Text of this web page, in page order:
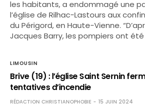
les habitants, a endommagé une
l’église de Rilhac-Lastours aux
du Périgord, en Haute-Vienne.
Jacques Barry, les pompiers ont
LIMOUSIN
Brive (19) : l’église Saint Sernin
tentatives d’incendie
RÉDACTION CHRISTIANOPHOBIE 15 JUIN 2024